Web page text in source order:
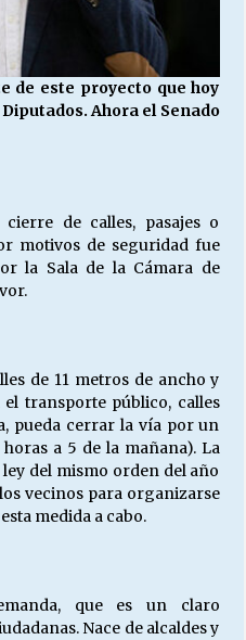
Novarum a 135 años. “La
hoy”.
doble sueldo?
de este proyecto que hoy
Ahora el Senado
de calles, pasajes o
motivos de seguridad fue
la Sala de la Cámara de
de 11 metros de ancho y
transporte público, calles
pueda cerrar la vía por un
a 5 de la mañana). La
del mismo orden del año
vecinos para organizarse
medida a cabo.
que es un claro
Nace de alcaldes y